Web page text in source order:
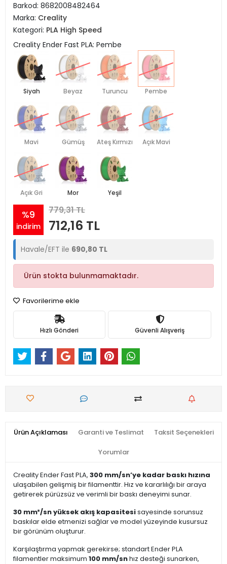
Barkod: 8682008482464
Marka: Creality
Kategori: PLA High Speed
Creality Ender Fast PLA: Pembe
Siyah Beyaz Turuncu Pembe
Mavi Gümüş Ateş Kırmızı Açık Mavi
Açık Gri Mor Yeşil
%9
indirim
779,31 TL
712,16 TL
Havale/EFT ile 690,80 TL
Ürün stokta bulunmamaktadır.
Favorilerime ekle
Hızlı Gönderi Güvenli Alışveriş
Ürün Açıklaması Garanti ve Teslimat Taksit Seçenekleri
Yorumlar
Creality Ender Fast PLA, 300 mm/sn’ye kadar baskı hızına
ulaşabilen gelişmiş bir filamenttir. Hız ve kararlılığı bir araya
getirerek pürüzsüz ve verimli bir baskı deneyimi sunar.
30 mm³/sn yüksek akış kapasitesisayesinde sorunsuz
baskılar elde etmenizi sağlar ve model yüzeyinde kusursuz
bir görünüm oluşturur.
Karşılaştırma yapmak gerekirse; standart Ender PLA
filamentler maksimum 100 mm/snhız desteği sunarken,